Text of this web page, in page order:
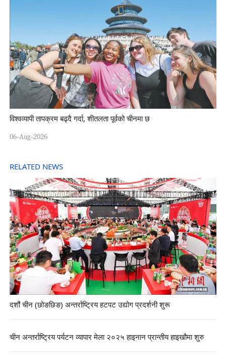
विश्वव्यापी तापक्रम बढ्दै गर्दा, शीतलता पूर्वको चीनमा छ
06-Aug-2026
RELATED NEWS
दशौं चीन (छोङछिङ) अन्तर्राष्ट्रिय हटपट उद्योग प्रदर्शनी शुरू
चीन अन्तर्राष्ट्रिय पर्यटन व्यापार मेला २०२५ हाइनान प्रान्तीय हाइखौमा शुरु